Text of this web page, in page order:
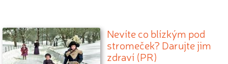
Nevíte co blízkým pod
stromeček? Darujte jim
zdraví (PR)